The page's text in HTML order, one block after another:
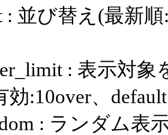
: 並び替え(最新
: 表示対
効:10over、
: ランダム表